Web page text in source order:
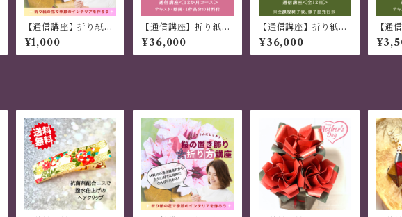
【通信講座】折り紙レ
ッスン 桜の置き飾り
¥1,000
【通信講座】折り紙レ
ッスン 花のくすだま
ポット飾り（修了証つ
き）
¥36,000
【通信講座】折り紙レ
ッスン 花のくすだま
一輪飾り（修了証つ
き）
¥36,000
【通
ッス
ツバ